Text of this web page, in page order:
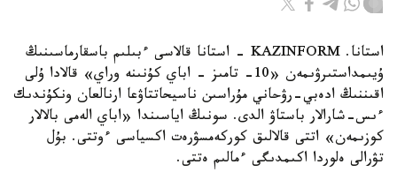
استانا. KAZINFORM - استانا قالاسى ءبىلىم باسقارماسىنىڭ
ۇيىمداستىرۋىمەن «10- تامىز - اباي كۇنىنە وراي» قالادا ۇلى
اقىننىڭ ادەبي-رۋحاني مۇراسىن ناسيحاتتاۋعا ارنالعان ونكۇندىك
ءىس-شارالار باستاۋ الدى. سونىڭ اياسىندا «اباي الەمى بالالار
كوزىمەن» اتتى قالالىق كوركەمسۋرەت اكسياسى ءوتتى. بۇل
تۋرالى ەلوردا اكىمدىگى ءمالىم ەتتى.